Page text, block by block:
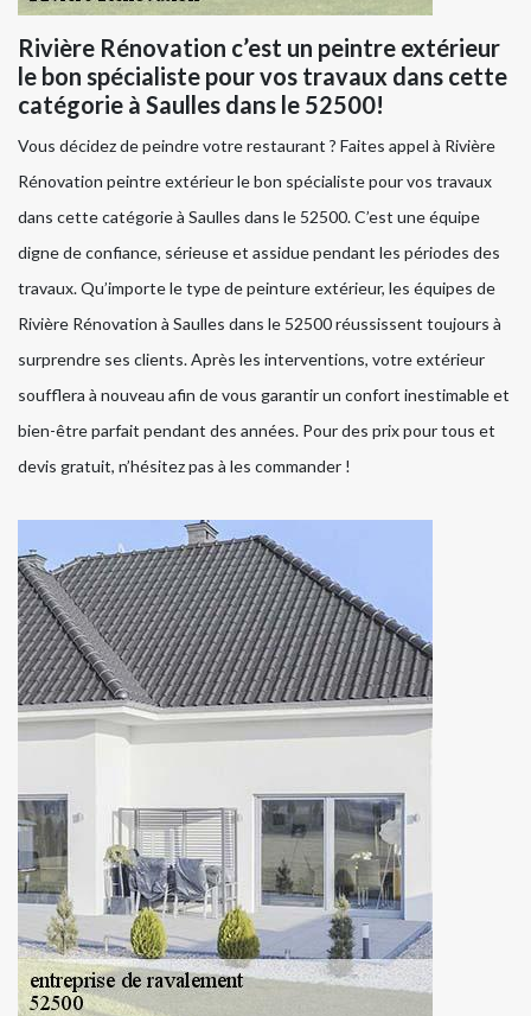
Rivière Rénovation c’est un peintre extérieur
le bon spécialiste pour vos travaux dans cette
catégorie à Saulles dans le 52500!
Vous décidez de peindre votre restaurant ? Faites appel à Rivière
Rénovation peintre extérieur le bon spécialiste pour vos travaux
dans cette catégorie à Saulles dans le 52500. C’est une équipe
digne de confiance, sérieuse et assidue pendant les périodes des
travaux. Qu’importe le type de peinture extérieur, les équipes de
Rivière Rénovation à Saulles dans le 52500 réussissent toujours à
surprendre ses clients. Après les interventions, votre extérieur
soufflera à nouveau afin de vous garantir un confort inestimable et
bien-être parfait pendant des années. Pour des prix pour tous et
devis gratuit, n’hésitez pas à les commander !